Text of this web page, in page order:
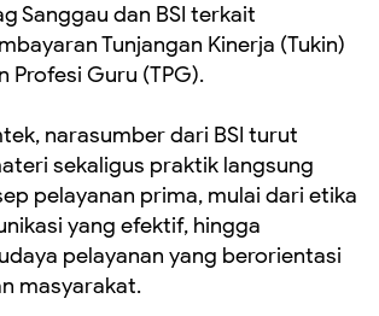
Sanggau dan BSI terkait
Tunjangan Kinerja (Tukin)
Profesi Guru (TPG).
narasumber dari BSI turut
sekaligus praktik langsung
pelayanan prima, mulai dari etika
yang efektif, hingga
pelayanan yang berorientasi
masyarakat.